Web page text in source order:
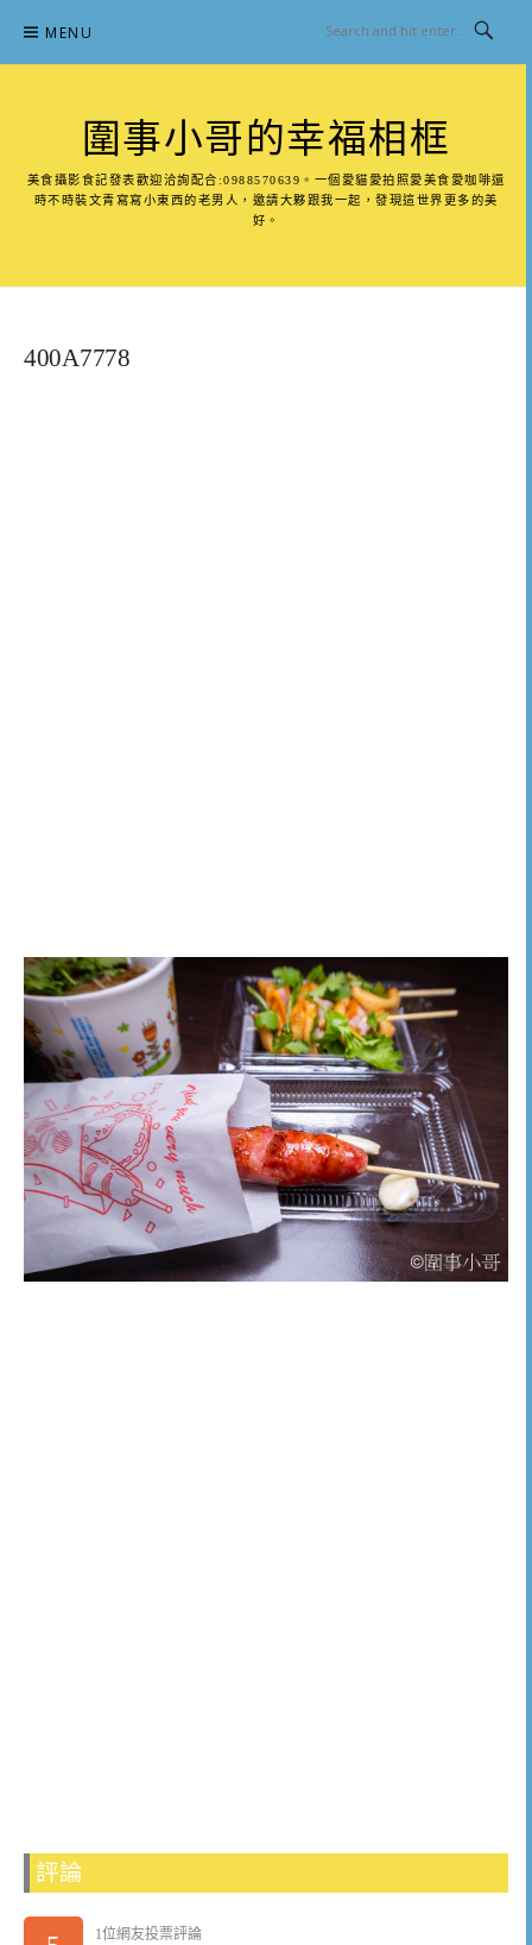
content
MENU
圍事小哥的幸福相框
美食攝影食記發表歡迎洽詢配合:0988570639。一個愛貓愛拍照愛美食愛咖啡還
時不時裝文青寫寫小東西的老男人，邀請大夥跟我一起，發現這世界更多的美
好。
400A7778
評論
1位網友投票評論